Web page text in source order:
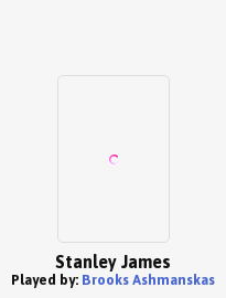
Stanley James
Played by: Brooks Ashmanskas